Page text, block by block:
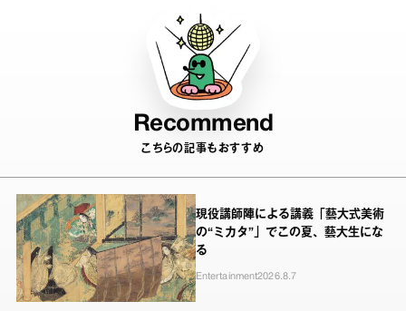
Recommend
こちらの記事もおすすめ
現役講師陣による講義「藝大式美術
の“ミカタ”」でこの夏、藝大生にな
る
Entertainment2026.8.7